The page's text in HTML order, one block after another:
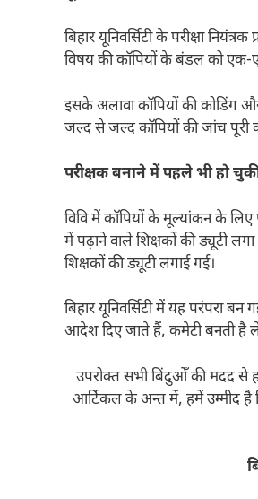
बिहार यूनिवर्सिटी के परीक्षा
विषय की कॉपियों के बंडल को एक-
इसके अलावा कॉपियों की कोडिंग
जल्द से जल्द कॉपियों की जांच पूरी
परीक्षक बनाने में पहले भी हो
विवि में कॉपियों के मूल्यांकन के
में पढ़ाने वाले शिक्षकों की ड्यूटी
शिक्षकों की ड्यूटी लगाई गई।
बिहार यूनिवर्सिटी में यह परंपरा
आदेश दिए जाते हैं, कमेटी बनती है
उपरोक्त सभी बिंदुओँ की मदद से
आर्टिकल के अन्त में, हमें उम्मीद